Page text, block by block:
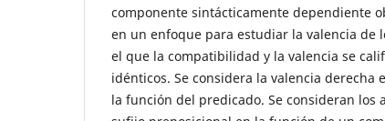
componente sintácticamente dependiente
en un enfoque para estudiar la valencia de
el que la compatibilidad y la valencia se
idénticos. Se considera la valencia derecha
la función del predicado. Se consideran los